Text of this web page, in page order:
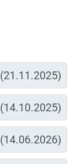
(21.11.2025)
(14.10.2025)
(14.06.2026)